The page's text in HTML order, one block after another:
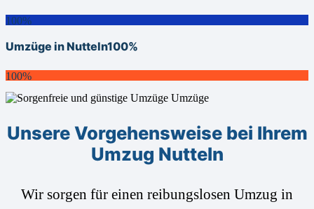
100%
Umzüge in Nutteln100%
100%
Unsere Vorgehensweise bei Ihrem
Umzug Nutteln
Wir sorgen für einen reibungslosen Umzug in